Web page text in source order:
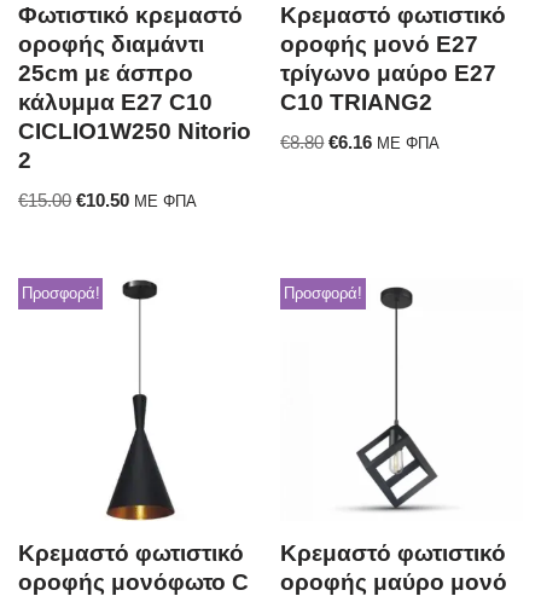
Φωτιστικό κρεμαστό
οροφής διαμάντι
25cm με άσπρο
κάλυμμα E27 C10
CICLIO1W250 Nitorio
2
€15.00 €10.50 ΜΕ ΦΠΑ
Κρεμαστό φωτιστικό
οροφής μονό E27
τρίγωνο μαύρο E27
C10 TRIANG2
€8.80 €6.16 ΜΕ ΦΠΑ
Προσφορά!
Κρεμαστό φωτιστικό
οροφής μονόφωτο C
Προσφορά!
Κρεμαστό φωτιστικό
οροφής μαύρο μονό